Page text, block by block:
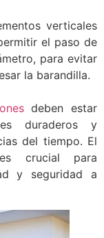
verticales
el paso de
para evitar
la barandilla.
deben estar
duraderos y
del tiempo. El
crucial para
y seguridad a